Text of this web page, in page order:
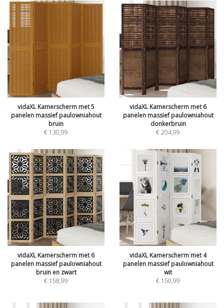
vidaXL Kamerscherm met 5
panelen massief paulowniahout
bruin
€ 130,99
vidaXL Kamerscherm met 6
panelen massief paulowniahout
donkerbruin
€204,99
vidaXL Kamerscherm met 6
panelen massief paulowniahout
bruin en zwart
€ 158,99
vidaXL Kamerscherm met 4
panelen massief paulowniahout
wit
€ 150,99